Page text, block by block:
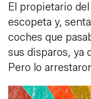
El propietario
escopeta y,
coches que
sus disparos, ya
Pero lo